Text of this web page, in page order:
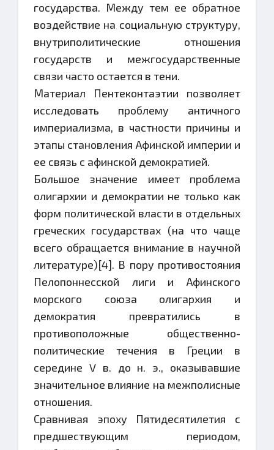
государства. Между тем ее обратное
воздействие на социальную структуру,
внутриполитические отношения
государств и межгосударственные
связи часто остается в тени.
Материал Пентеконтаэтии позволяет
исследовать проблему античного
империализма, в частности причины и
этапы становления Афинской империи и
ее связь с афинской демократией.
Большое значение имеет проблема
олигархии и демократии не только как
форм политической власти в отдельных
греческих государствах (на что чаще
всего обращается внимание в научной
литературе)[4]. В пору противостояния
Пелопоннесской лиги и Афинского
морского союза олигархия и
демократия превратились в
противоположные общественно-
политические течения в Греции в
середине V в. до н. э., оказывавшие
значительное влияние на межполисные
отношения.
Сравнивая эпоху Пятидесятилетия с
предшествующим периодом,